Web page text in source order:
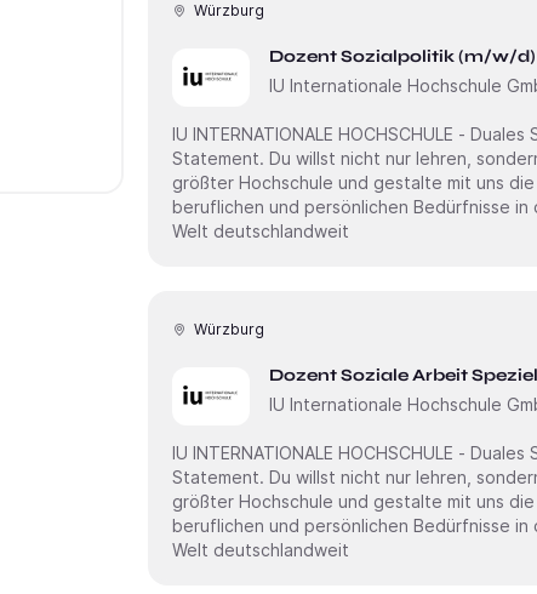
Würzburg
Dozent Sozialpolitik (m/w/
IU Internationale Hochschule
IU INTERNATIONALE HOCHSCHULE -
Statement. Du willst nicht nur lehren, sondern auch etwas bewegen? Dann starte an Deutschlands
größter Hochschule und gestalte mit uns
beruflichen und persönlichen Bedürfnisse in den Mittelpunkt
Welt deutschlandweit
Würzburg
Dozent Soziale Arbeit
IU Internationale Hochschule
IU INTERNATIONALE HOCHSCHULE -
Statement. Du willst nicht nur lehren, sondern auch etwas bewegen? Dann starte an Deutschlands
größter Hochschule und gestalte mit uns
beruflichen und persönlichen Bedürfnisse in den Mittelpunkt
Welt deutschlandweit